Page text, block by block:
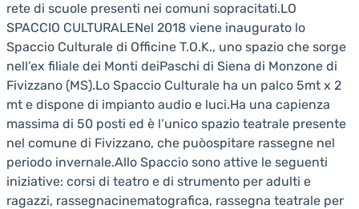
rete di scuole presenti nei comuni sopracitati.LO
SPACCIO CULTURALENel 2018 viene inaugurato lo
Spaccio Culturale di Officine T.O.K., uno spazio che sorge
nell’ex filiale dei Monti deiPaschi di Siena di Monzone di
Fivizzano (MS).Lo Spaccio Culturale ha un palco 5mt x 2
mt e dispone di impianto audio e luci.Ha una capienza
massima di 50 posti ed è l’unico spazio teatrale presente
nel comune di Fivizzano, che puòospitare rassegne nel
periodo invernale.Allo Spaccio sono attive le seguenti
iniziative: corsi di teatro e di strumento per adulti e
ragazzi, rassegnacinematografica, rassegna teatrale per